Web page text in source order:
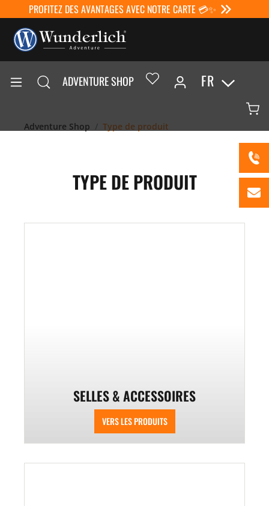
PROFITEZ DES AVANTAGES AVEC NOTRE CARTE 💳✨
ADVENTURE SHOP FR
Adventure Shop Type de produit
TYPE DE PRODUIT
SELLES & ACCESSOIRES
VERS LES PRODUITS